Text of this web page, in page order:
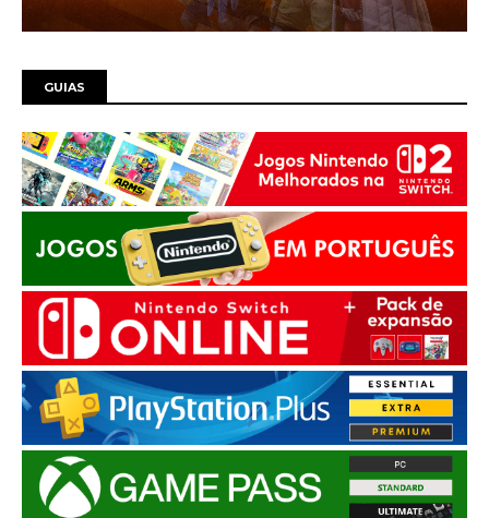
GUIAS